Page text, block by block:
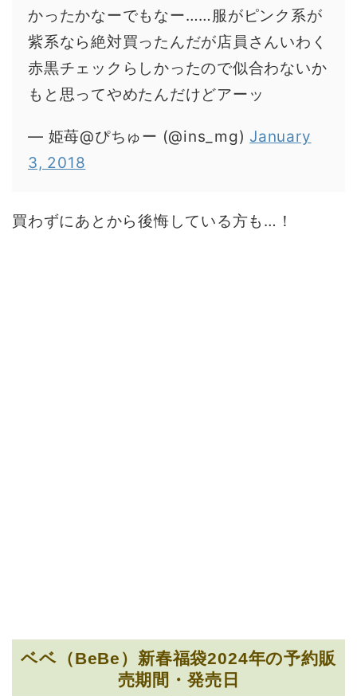
かったかなーでもなー……服がピンク系が
紫系なら絶対買ったんだが店員さんいわく
赤黒チェックらしかったので似合わないか
もと思ってやめたんだけどアーッ
— 姫苺@ぴちゅー (@ins_mg) January
3, 2018
買わずにあとから後悔している方も…！
ベベ（BeBe）新春福袋2024年の予約販
売期間・発売日